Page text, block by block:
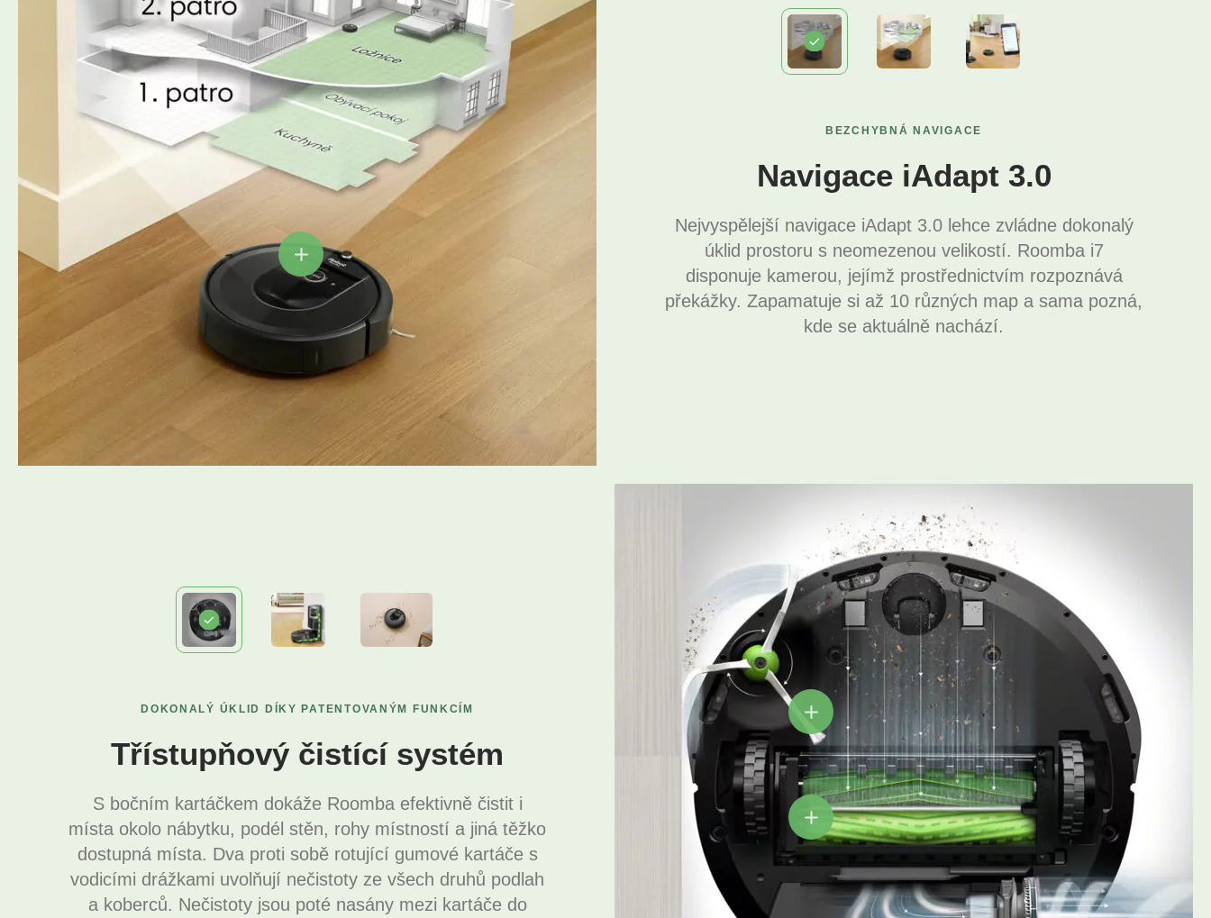
BEZCHYBNÁ NAVIGACE
Navigace iAdapt 3.0
Nejvyspělejší navigace iAdapt 3.0 lehce zvládne dokonalý
úklid prostoru s neomezenou velikostí. Roomba i7
disponuje kamerou, jejímž prostřednictvím rozpoznává
překážky. Zapamatuje si až 10 různých map a sama pozná,
kde se aktuálně nachází.
DOKONALÝ ÚKLID DÍKY PATENTOVANÝM FUNKCÍM
Třístupňový čistící systém
S bočním kartáčkem dokáže Roomba efektivně čistit i
místa okolo nábytku, podél stěn, rohy místností a jiná těžko
dostupná místa. Dva proti sobě rotující gumové kartáče s
vodicími drážkami uvolňují nečistoty ze všech druhů podlah
a koberců. Nečistoty jsou poté nasány mezi kartáče do